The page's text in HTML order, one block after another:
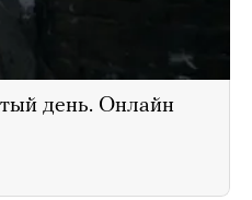
день. Онлайн